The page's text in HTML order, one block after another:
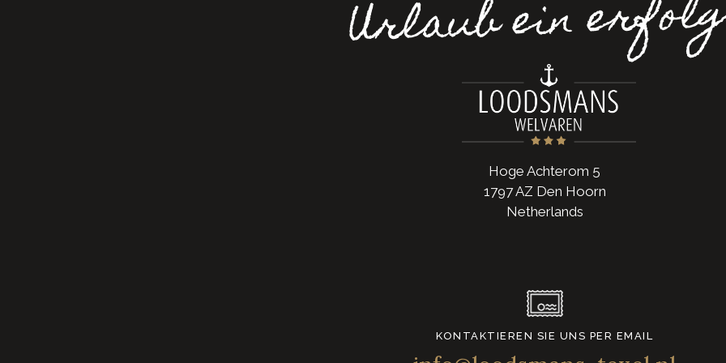
Urlaub ein
Hoge Achterom 5
1797 AZ Den Hoorn
Netherlands
KONTAKTIEREN SIE UNS PER EMAIL